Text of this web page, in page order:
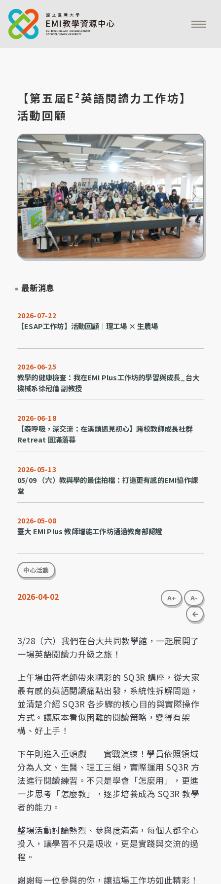
【第五屆E²英語閱讀力工作坊】
活動回顧
2026-04-02 A+
A-
go
3/28（六）我們在台大共同教學館，一起展開了
一場英語閱讀力升級之旅！
上午場由符老師帶來精彩的 SQ3R 講座，從大家
最有感的英語閱讀痛點出發，系統性拆解問題，
並清楚介紹 SQ3R 各步驟的核心目的與實際操作
方式。讓原本看似困難的閱讀策略，變得有架
構、好上手！
下午則進入重頭戲——實戰演練！學員依照領域
分為人文、生醫、理工三組，實際運用 SQ3R 方
法進行閱讀練習。不只是學會「怎麼用」，更進
一步思考「怎麼教」，逐步培養成為 SQ3R 教學
者的能力。
整場活動討論熱烈、參與度滿滿，每個人都全心
投入，讓學習不只是吸收，更是實踐與交流的過
程。
謝謝每一位參與的你，讓這場工作坊如此精彩！
最新消息
2026-07-22
【ESAP工作坊】活動回顧｜理工場 × 生農場
2026-06-25
教學的健康檢查：我在EMI Plus工作坊的學習與成長_台大
機械系徐冠倫 副教授
2026-06-18
【森呼吸，深交流：在溪頭遇見初心】跨校教師成長社群
Retreat 圓滿落幕
2026-05-13
05/09 （六）教與學的最佳拍檔：打造更有感的EMI協作課
堂
2026-05-08
臺大 EMI Plus 教師增能工作坊通過教育部認證
中心活動